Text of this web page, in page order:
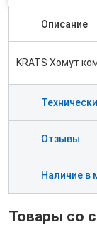
Описание
KRATS Хомут
Отзывы
Наличие в
Товары со